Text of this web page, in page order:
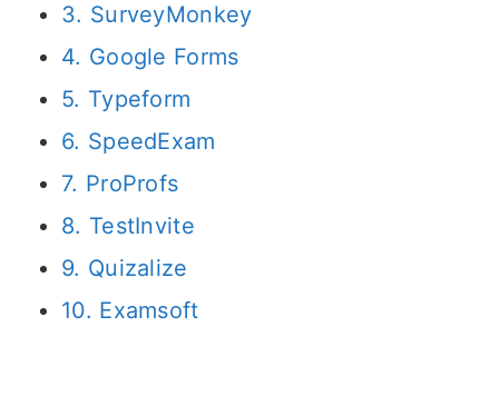
3. SurveyMonkey
4. Google Forms
5. Typeform
6. SpeedExam
7. ProProfs
8. TestInvite
9. Quizalize
10. Examsoft